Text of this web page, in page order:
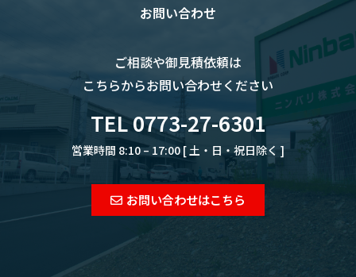
お問い合わせ
ご相談や御見積依頼は
こちらからお問い合わせください
TEL 0773-27-6301
営業時間 8:10 – 17:00 [ 土・日・祝日除く ]
お問い合わせはこちら